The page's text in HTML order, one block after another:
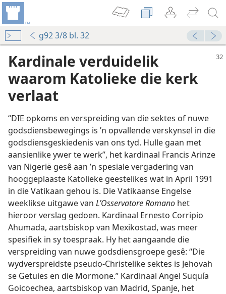
g92 3/8 bl. 32
Kardinale verduidelik
waarom Katolieke die kerk
verlaat
“DIE opkoms en verspreiding van die sektes of nuwe
godsdiensbewegings is ’n opvallende verskynsel in die
godsdiensgeskiedenis van ons tyd. Hulle gaan met
aansienlike ywer te werk”, het kardinaal Francis Arinze
van Nigerië gesê aan ’n spesiale vergadering van
hooggeplaaste Katolieke geestelikes wat in April 1991
in die Vatikaan gehou is. Die Vatikaanse Engelse
weeklikse uitgawe van L’Osservatore Romano het
hieroor verslag gedoen. Kardinaal Ernesto Corripio
Ahumada, aartsbiskop van Mexikostad, was meer
spesifiek in sy toespraak. Hy het aangaande die
verspreiding van nuwe godsdiensgroepe gesê: “Die
wydverspreidste pseudo-Christelike sektes is Jehovah
se Getuies en die Mormone.” Kardinaal Angel Suquía
Goicoechea, aartsbiskop van Madrid, Spanje, het